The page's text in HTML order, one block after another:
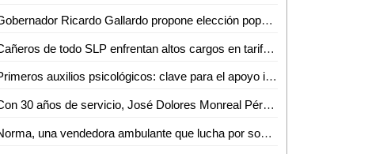
Gobernador Ricardo Gallardo propone elección popular para funcionarios judiciales
Cañeros de todo SLP enfrentan altos cargos en tarifas eléctricas
Primeros auxilios psicológicos: clave para el apoyo inmediato en crisis
Con 30 años de servicio, José Dolores Monreal Pérez, se despide como jefe de grupo de seguridad y custodia en el estado
Norma, una vendedora ambulante que lucha por sobrevivir en Ciudad Valles